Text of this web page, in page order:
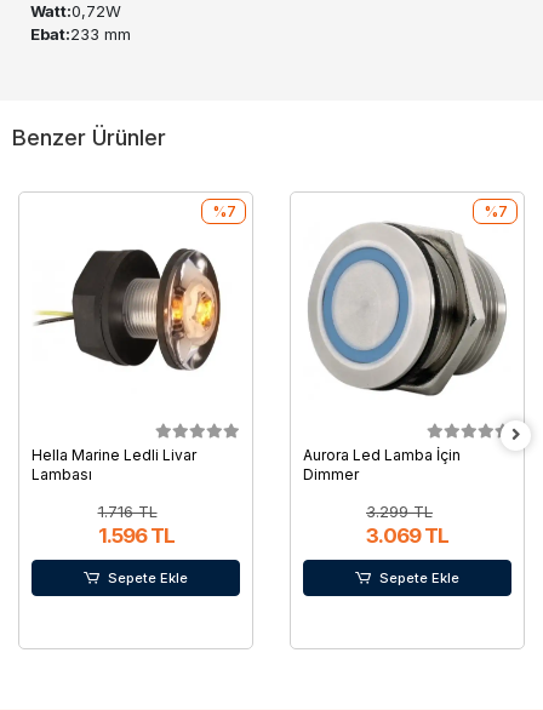
Watt:0,72W
Ebat:233 mm
Benzer Ürünler
Hella Marine Ledli Livar
Lambası
1.716 TL
1.596 TL
%7
Sepete Ekle
Aurora Led Lamba İçin
Dimmer
3.299 TL
3.069 TL
%7
Sepete Ekle